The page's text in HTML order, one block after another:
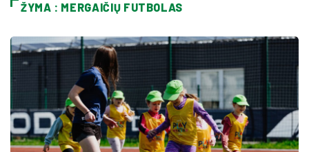
ŽYMA : MERGAIČIŲ FUTBOLAS